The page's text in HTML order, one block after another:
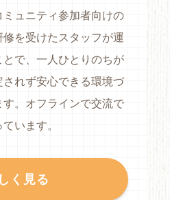
ュニティ参加者向けの
を受けたスタッフが運
で、一人ひとりのちが
れず安心できる環境づ
す。オフラインで交流で
います。
く見る